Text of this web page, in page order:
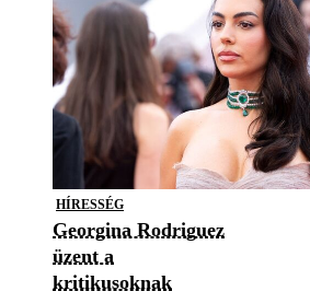
HÍRESSÉG
Georgina Rodriguez
üzent a
kritikusoknak